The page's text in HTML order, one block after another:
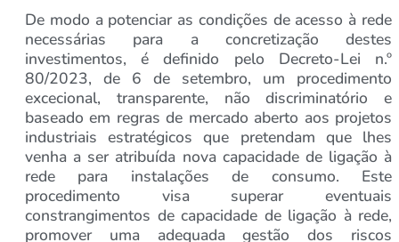
De modo a potenciar as condições de acesso à rede
necessárias para a concretização destes
investimentos, é definido pelo Decreto-Lei n.º
80/2023, de 6 de setembro, um procedimento
excecional, transparente, não discriminatório e
baseado em regras de mercado aberto aos projetos
industriais estratégicos que pretendam que lhes
venha a ser atribuída nova capacidade de ligação à
rede para instalações de consumo. Este
procedimento visa superar eventuais
constrangimentos de capacidade de ligação à rede,
promover uma adequada gestão dos riscos